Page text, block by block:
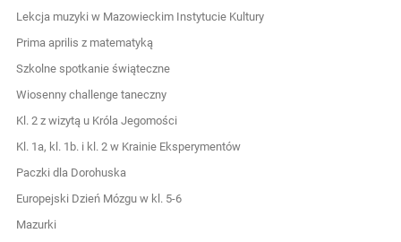
Lekcja muzyki w Mazowieckim Instytucie Kultury
Prima aprilis z matematyką
Szkolne spotkanie świąteczne
Wiosenny challenge taneczny
Kl. 2 z wizytą u Króla Jegomości
Kl. 1a, kl. 1b. i kl. 2 w Krainie Eksperymentów
Paczki dla Dorohuska
Europejski Dzień Mózgu w kl. 5-6
Mazurki